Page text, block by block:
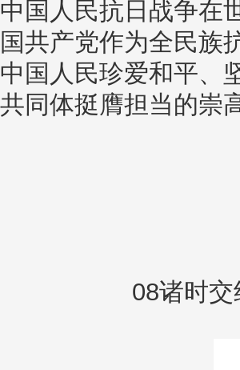
中国人民抗日战争在
国共产党作为全民族
中国人民珍爱和平、
共同体挺膺担当的崇
08诸时